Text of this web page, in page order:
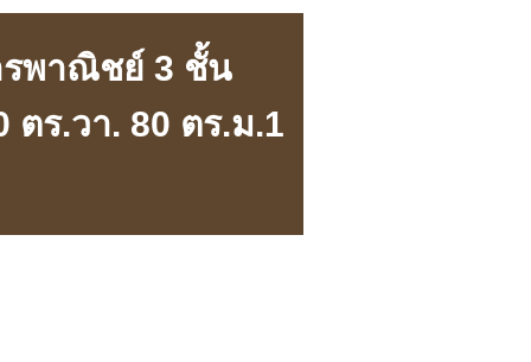
รพาณิชย์ 3 ชั้น
ร.วา. 80 ตร.ม.1